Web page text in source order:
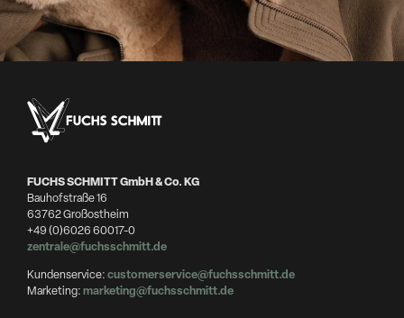
FUCHS SCHMITT GmbH & Co. KG
Bauhofstraße 16
63762 Großostheim
+49 (0)6026 60017-0
zentrale@fuchsschmitt.de
Kundenservice:customerservice@fuchsschmitt.de
Marketing:marketing@fuchsschmitt.de